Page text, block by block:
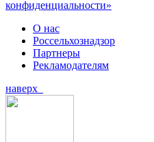
конфиденциальности»
О нас
Россельхознадзор
Партнеры
Рекламодателям
наверх